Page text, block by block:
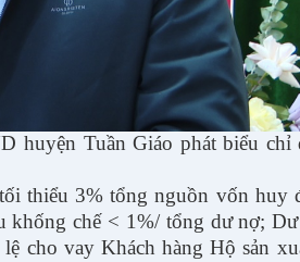
huyện Tuần Giáo phát biểu chỉ
thiểu 3% tổng nguồn vốn huy
chế < 1%/ tổng dư nợ;
cho vay Khách hàng Hộ sản